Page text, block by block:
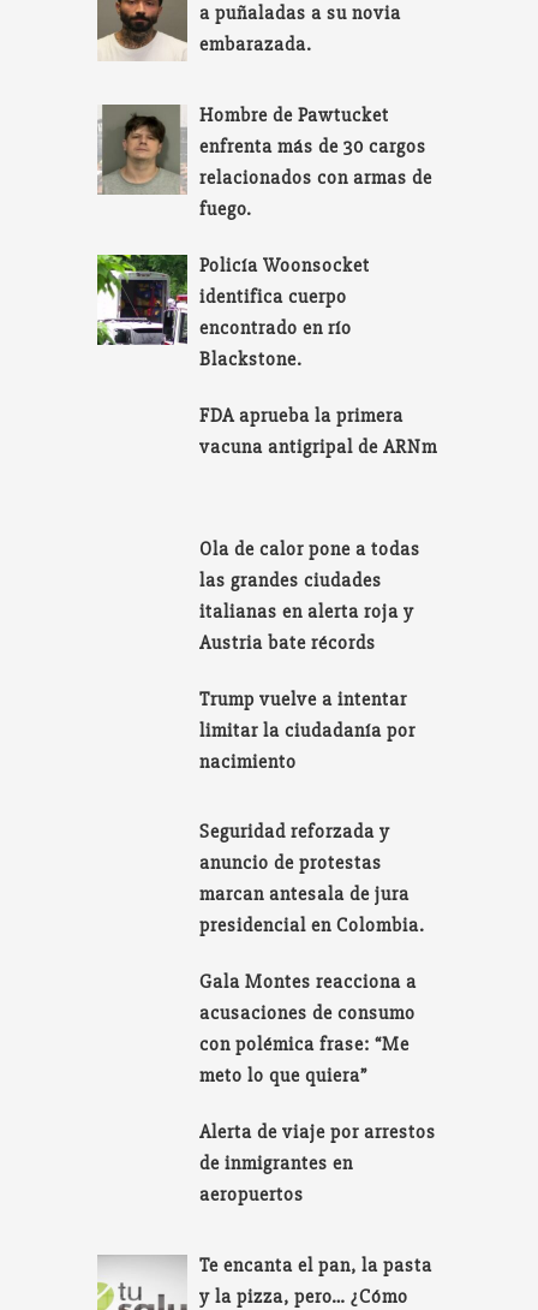
a puñaladas a su novia
embarazada.
Hombre de Pawtucket
enfrenta más de 30 cargos
relacionados con armas de
fuego.
Policía Woonsocket
identifica cuerpo
encontrado en río
Blackstone.
FDA aprueba la primera
vacuna antigripal de ARNm
Ola de calor pone a todas
las grandes ciudades
italianas en alerta roja y
Austria bate récords
Trump vuelve a intentar
limitar la ciudadanía por
nacimiento
Seguridad reforzada y
anuncio de protestas
marcan antesala de jura
presidencial en Colombia.
Gala Montes reacciona a
acusaciones de consumo
con polémica frase: “Me
meto lo que quiera”
Alerta de viaje por arrestos
de inmigrantes en
aeropuertos
Te encanta el pan, la pasta
y la pizza, pero… ¿Cómo